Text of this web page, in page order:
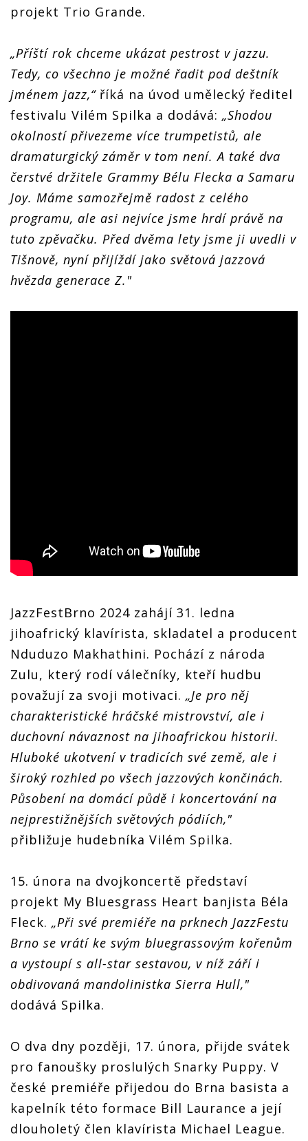
projekt Trio Grande.
„Příští rok chceme ukázat pestrost v jazzu.
Tedy, co všechno je možné řadit pod deštník
jménem jazz,“říká na úvod umělecký ředitel
festivalu Vilém Spilka a dodává: „Shodou
okolností přivezeme více trumpetistů, ale
dramaturgický záměr v tom není. A také dva
čerstvé držitele Grammy Bélu Flecka a Samaru
Joy. Máme samozřejmě radost z celého
programu, ale asi nejvíce jsme hrdí právě na
tuto zpěvačku. Před dvěma lety jsme ji uvedli v
Tišnově, nyní přijíždí jako světová jazzová
hvězda generace Z."
JazzFestBrno 2024 zahájí 31. ledna
jihoafrický klavírista, skladatel a producent
Nduduzo Makhathini. Pochází z národa
Zulu, který rodí válečníky, kteří hudbu
považují za svoji motivaci. „Je pro něj
charakteristické hráčské mistrovství, ale i
duchovní návaznost na jihoafrickou historii.
Hluboké ukotvení v tradicích své země, ale i
široký rozhled po všech jazzových končinách.
Působení na domácí půdě i koncertování na
nejprestižnějších světových pódiích,"
přibližuje hudebníka Vilém Spilka.
15. února na dvojkoncertě představí
projekt My Bluesgrass Heart banjista Béla
Fleck. „Při své premiéře na prknech JazzFestu
Brno se vrátí ke svým bluegrassovým kořenům
a vystoupí s all-star sestavou, v níž září i
obdivovaná mandolinistka Sierra Hull,"
dodává Spilka.
O dva dny později, 17. února, přijde svátek
pro fanoušky proslulých Snarky Puppy. V
české premiéře přijedou do Brna basista a
kapelník této formace Bill Laurance a její
dlouholetý člen klavírista Michael League.